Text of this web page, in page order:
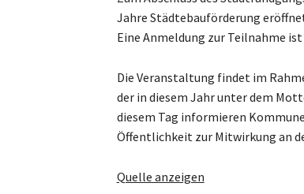
Jahre Städtebauförderung
Eine Anmeldung zur Teilnahme
Die Veranstaltung findet im
der in diesem Jahr unter dem
diesem Tag informieren
Öffentlichkeit zur Mitwirkung an
Quelle anzeigen